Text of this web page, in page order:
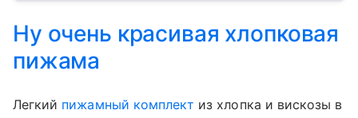
Ну очень красивая хлопковая
пижама
Легкий пижамный комплект из хлопка и вискозы в